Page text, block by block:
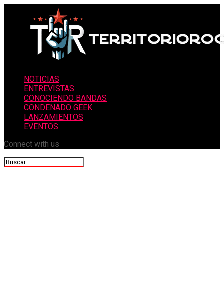
NOTICIAS
ENTREVISTAS
CONOCIENDO BANDAS
CONDENADO GEEK
LANZAMIENTOS
EVENTOS
Connect with us